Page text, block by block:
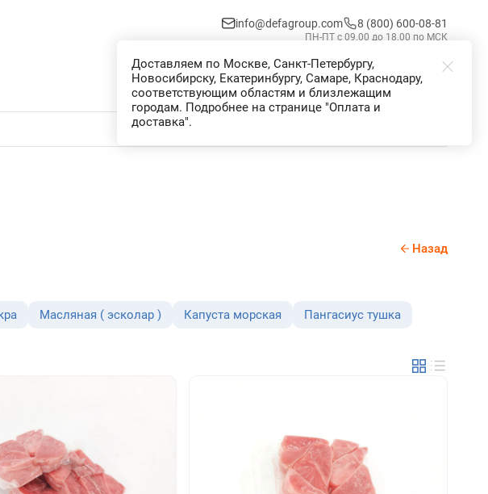
info@defagroup.com 8 (800) 600-08-81
ПН-ПТ с 09.00 до 18.00 по МСК
Избранное Корзина Войти
Назад
Масляная ( эсколар ) Капуста морская
Пангасиус тушка
Доставляем по Москве, Санкт-Петербургу,
Новосибирску, Екатеринбургу, Самаре, Краснодару,
соответствующим областям и близлежащим
городам. Подробнее на странице "Оплата и
доставка".